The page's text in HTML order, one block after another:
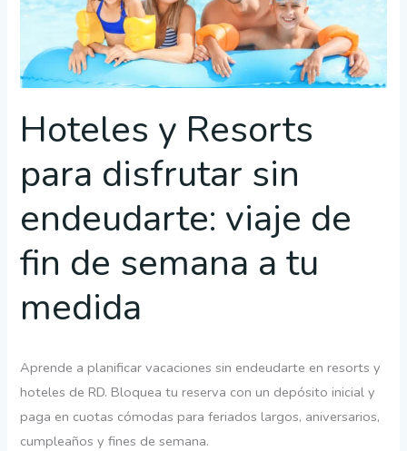
Hoteles y Resorts
para disfrutar sin
endeudarte: viaje de
fin de semana a tu
medida
Aprende a planificar vacaciones sin endeudarte en resorts y
hoteles de RD. Bloquea tu reserva con un depósito inicial y
paga en cuotas cómodas para feriados largos, aniversarios,
cumpleaños y fines de semana.
sin
endeudarte:
viaje
de
fin
de
a
tu
medida